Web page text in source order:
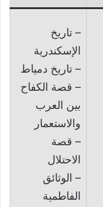
– تاريخ
الإسكندرية
– تاريخ دمياط
– قصة الكفاح
بين العرب
والاستعمار
– قصة
الاحتلال
– الوثائق
الفاطمية